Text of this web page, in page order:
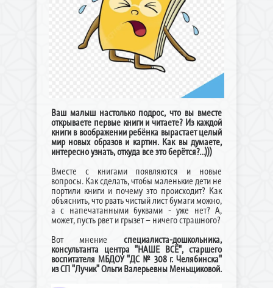
Ваш малыш настолько подрос, что вы вместе
открываете первые книги и читаете? Из каждой
книги в воображении ребёнка вырастает целый
мир новых образов и картин. Как вы думаете,
интересно узнать, откуда все это берётся?...)))
Вместе с книгами появляются и новые
вопросы. Как сделать, чтобы маленькие дети не
портили книги и почему это происходит? Как
объяснить, что рвать чистый лист бумаги можно,
а с напечатанными буквами - уже нет? А,
может, пусть рвет и грызет – ничего страшного?
Вот мнениеспециалиста-дошкольника,
консультанта центра "НАШЕ ВСЁ", старшего
воспитателя МБДОУ "ДС № 308 г. Челябинска"
из СП "Лучик" Ольги Валерьевны Меньщиковой.